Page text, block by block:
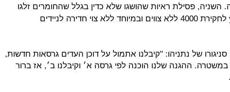
פסילת ראיות שהושגו שלא כדין בגלל שהחומרים זלגו
מחקירת בזק yes לחקירת 4000 ללא צווים ובמיוחד ללא צוי חדירה לניידים
סניגורו של נתניהו: "קיבלנו אתמול על דוכן העדים גרסאות חדשות,
ההגנה שלנו הוכנה לפי גרסה א׳ וקיבלנו ב׳, אז ברור